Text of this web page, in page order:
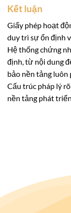
Kết luận
Giấy phép hoạt
duy trì sự ổn định
Hệ thống chứng
định, từ nội dung
bảo nền tảng luôn
Cấu trúc pháp lý
nền tảng phát